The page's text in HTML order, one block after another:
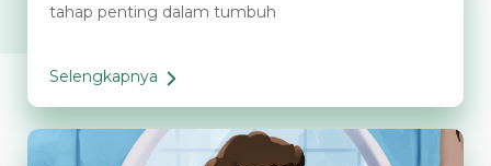
tahap penting dalam tumbuh
Selengkapnya
Si
Kecil
Lepas